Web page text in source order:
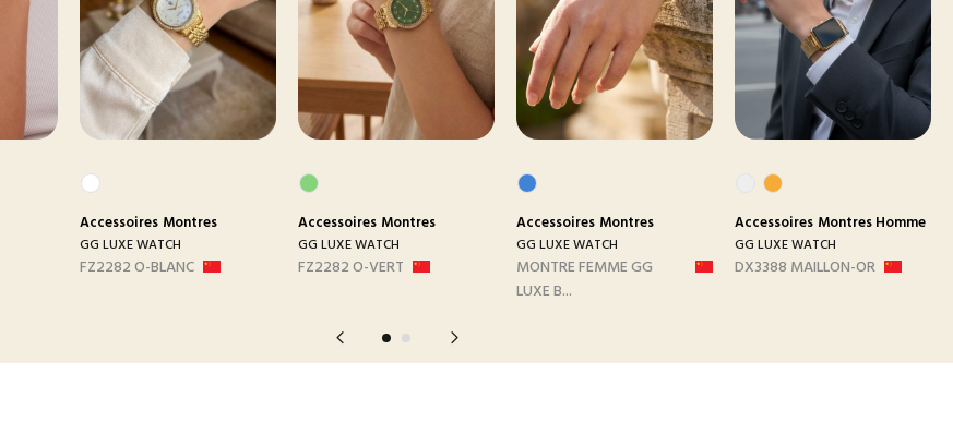
Accessoires Montres
GG LUXE WATCH
FZ2282 O-BLANC
Accessoires Montres
GG LUXE WATCH
FZ2282 O-VERT
Accessoires Montres
GG LUXE WATCH
MONTRE FEMME GG
LUXE B...
Accessoires Montres Homme
GG LUXE WATCH
DX3388 MAILLON-OR